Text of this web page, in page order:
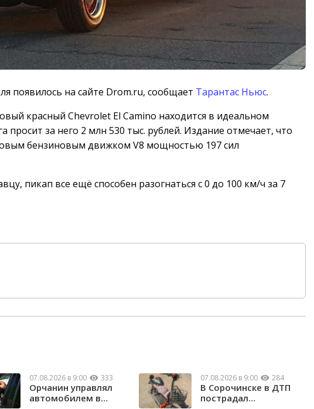
появилось на сайте Drom.ru, сообщает Тарантас Ньюс.
красный Chevrolet El Camino находится в идеальном
просит за него 2 млн 530 тыс. рублей. Издание отмечает, что
бензиновым движком V8 мощностью 197 сил
пикап все ещё способен разогнаться с 0 до 100 км/ч за 7
07.08.2026 в 9:00 333
Орчанин управлял
автомобилем в
07.08.2026 в 9:00 284
В Сорочинске в ДТП
пострадал